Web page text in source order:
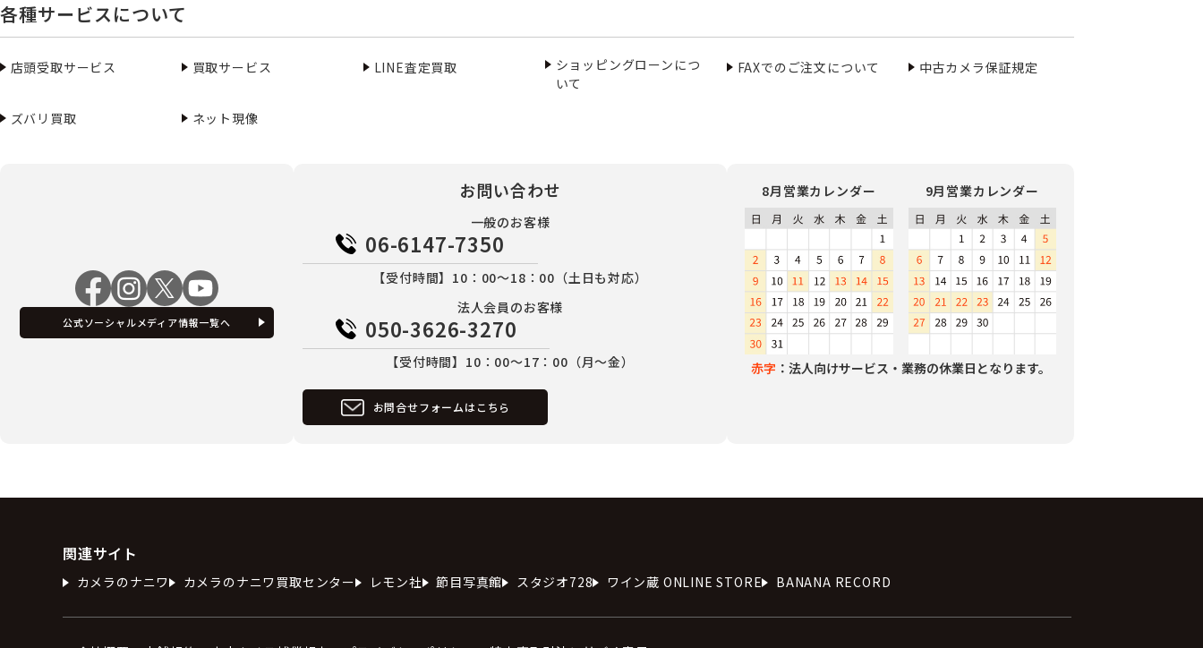
各種サービスについて
店頭受取サービス 買取サービス LINE査定買取
ショッピングローンにつ
いて
FAXでのご注文について 中古カメラ保証規定
ズバリ買取 ネット現像
公式ソーシャルメディア情報一覧へ
お問い合わせ
一般のお客様
06-6147-7350
【受付時間】10：00～18：00（土日も対応）
法人会員のお客様
050-3626-3270
【受付時間】10：00～17：00（月～金）
お問合せフォームはこちら
8月営業カレンダー 9月営業カレンダー
赤字 ：法人向けサービス・業務の休業日となります。
関連サイト
カメラのナニワ カメラのナニワ買取センター レモン社 節目写真館 スタジオ728 ワイン蔵 ONLINE STORE BANANA RECORD